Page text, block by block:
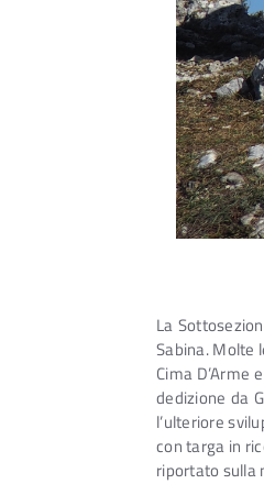
La
Sabina. Molte
Cima
dedizione da
l’ulteriore
con targa in
riportato sulla